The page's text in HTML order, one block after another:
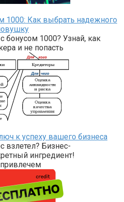
1000: Как выбрать надежного
1000? Узнай, как
и не попасть
к успеху вашего бизнеса
взлетел? Бизнес-
ингредиент!